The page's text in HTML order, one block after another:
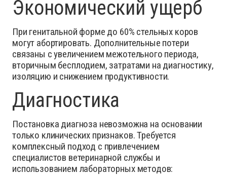
Экономический ущерб
При генитальной форме до 60% стельных коров
могут абортировать. Дополнительные потери
связаны с увеличением межотельного периода,
вторичным бесплодием, затратами на диагностику,
изоляцию и снижением продуктивности.
Диагностика
Постановка диагноза невозможна на основании
только клинических признаков. Требуется
комплексный подход с привлечением
специалистов ветеринарной службы и
использованием лабораторных методов: